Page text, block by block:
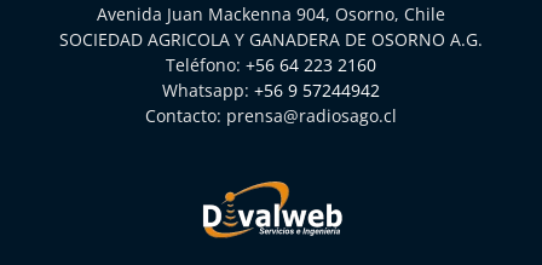
Avenida Juan Mackenna 904, Osorno, Chile
SOCIEDAD AGRICOLA Y GANADERA DE OSORNO A.G.
Teléfono: +56 64 223 2160
Whatsapp: +56 9 57244942
Contacto: prensa@radiosago.cl